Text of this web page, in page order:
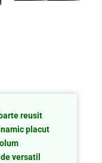
reusit
placut
versatil